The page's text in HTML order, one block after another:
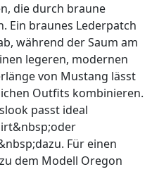
die durch braune
Ein braunes Lederpatch
während der Saum am
legeren, modernen
von Mustang lässt
Outfits kombinieren.
passt ideal
Für einen
dem Modell Oregon